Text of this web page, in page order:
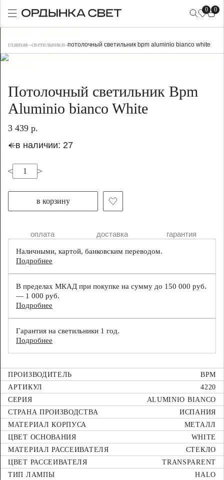
0 0
главная–светильники–потолочный светильник bpm aluminio bianco white
Потолочный светильник Bpm
Aluminio bianco White
3 439 р.
в наличии: 27
в корзину
оплата доставка гарантия
Наличными, картой, банковским переводом.
Подробнее
В пределах МКАД при покупке на сумму до 150 000 руб.
— 1 000 руб.
Подробнее
Гарантия на светильники 1 год.
Подробнее
ПРОИЗВОДИТЕЛЬ
BPM
АРТИКУЛ
4220
СЕРИЯ
ALUMINIO BIANCO
СТРАНА ПРОИЗВОДСТВА
ИСПАНИЯ
МАТЕРИАЛ КОРПУСА
МЕТАЛЛ
ЦВЕТ ОСНОВАНИЯ
WHITE
МАТЕРИАЛ РАССЕИВАТЕЛЯ
СТЕКЛО
ЦВЕТ РАССЕИВАТЕЛЯ
TRANSPARENT
ТИП ЛАМПЫ
HALO